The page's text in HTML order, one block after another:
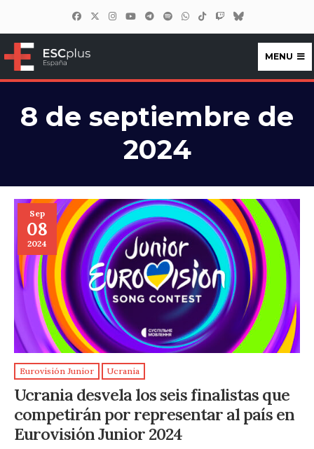
ESCplus España
MENU
8 de septiembre de
2024
Sep
08
2024
Eurovisión Junior Ucrania
Ucrania desvela los seis finalistas que
competirán por representar al país en
Eurovisión Junior 2024